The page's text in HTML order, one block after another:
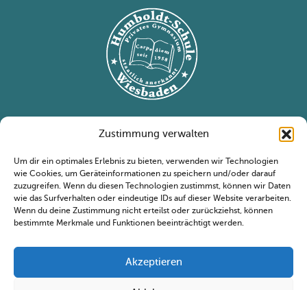
Zustimmung verwalten
Um dir ein optimales Erlebnis zu bieten, verwenden wir Technologien
wie Cookies, um Geräteinformationen zu speichern und/oder darauf
zuzugreifen. Wenn du diesen Technologien zustimmst, können wir Daten
wie das Surfverhalten oder eindeutige IDs auf dieser Website verarbeiten.
Wenn du deine Zustimmung nicht erteilst oder zurückziehst, können
bestimmte Merkmale und Funktionen beeinträchtigt werden.
Akzeptieren
Kontakt
Termine
Impressum
Datenschutzerklärung
Sekretariat
Kontakt